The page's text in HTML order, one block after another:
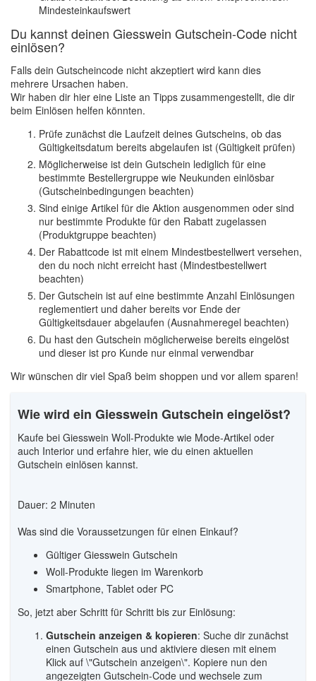
Mindesteinkaufswert
Du kannst deinen Giesswein Gutschein-Code nicht
einlösen?
Falls dein Gutscheincode nicht akzeptiert wird kann dies
mehrere Ursachen haben.
Wir haben dir hier eine Liste an Tipps zusammengestellt, die dir
beim Einlösen helfen könnten.
Prüfe zunächst die Laufzeit deines Gutscheins, ob das
Gültigkeitsdatum bereits abgelaufen ist (Gültigkeit prüfen)
Möglicherweise ist dein Gutschein lediglich für eine
bestimmte Bestellergruppe wie Neukunden einlösbar
(Gutscheinbedingungen beachten)
Sind einige Artikel für die Aktion ausgenommen oder sind
nur bestimmte Produkte für den Rabatt zugelassen
(Produktgruppe beachten)
Der Rabattcode ist mit einem Mindestbestellwert versehen,
den du noch nicht erreicht hast (Mindestbestellwert
beachten)
Der Gutschein ist auf eine bestimmte Anzahl Einlösungen
reglementiert und daher bereits vor Ende der
Gültigkeitsdauer abgelaufen (Ausnahmeregel beachten)
Du hast den Gutschein möglicherweise bereits eingelöst
und dieser ist pro Kunde nur einmal verwendbar
Wir wünschen dir viel Spaß beim shoppen und vor allem sparen!
Wie wird ein Giesswein Gutschein eingelöst?
Kaufe bei Giesswein Woll-Produkte wie Mode-Artikel oder
auch Interior und erfahre hier, wie du einen aktuellen
Gutschein einlösen kannst.
Dauer: 2 Minuten
Was sind die Voraussetzungen für einen Einkauf?
Gültiger Giesswein Gutschein
Woll-Produkte liegen im Warenkorb
Smartphone, Tablet oder PC
So, jetzt aber Schritt für Schritt bis zur Einlösung:
Gutschein anzeigen & kopieren: Suche dir zunächst
einen Gutschein aus und aktiviere diesen mit einem
Klick auf \"Gutschein anzeigen\". Kopiere nun den
angezeigten Gutschein-Code und wechsele zum